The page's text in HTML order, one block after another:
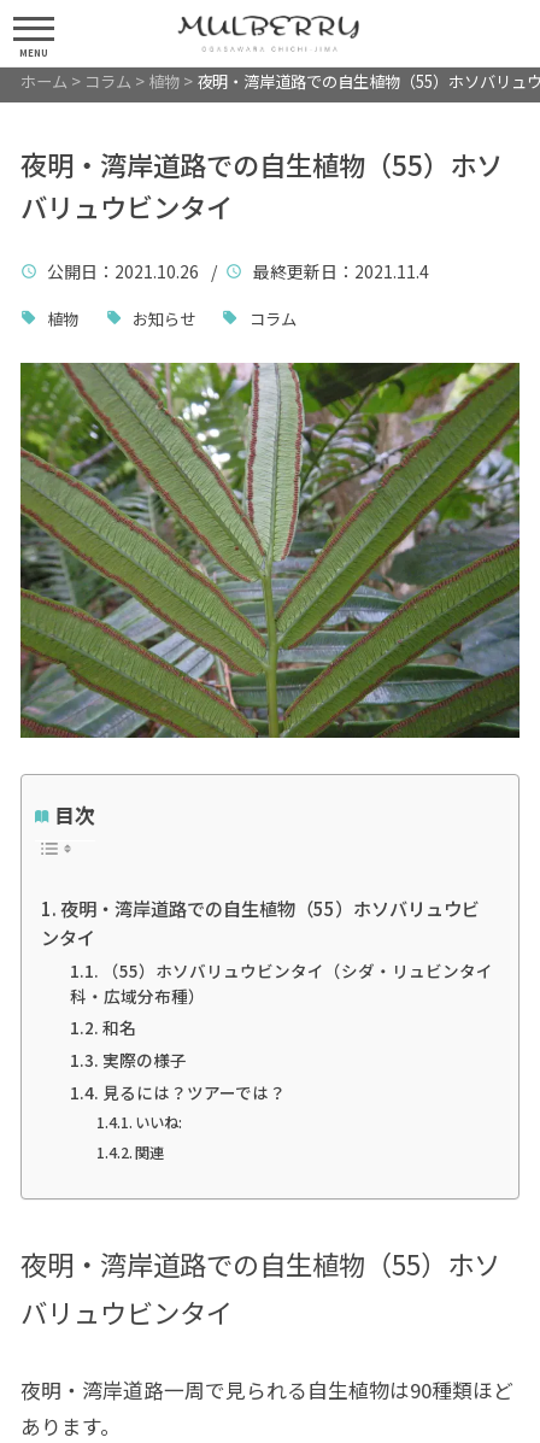
MENU
ホーム > コラム > 植物> 夜明・湾岸道路での自生植物（55）ホソバリュ
夜明・湾岸道路での自生植物（55）ホソ
バリュウビンタイ
公開日 ：2021.10.26 / 最終更新日 ：2021.11.4
植物 お知らせ コラム
目次
夜明・湾岸道路での自生植物（55）ホソバリュウビ
ンタイ
（55）ホソバリュウビンタイ（シダ・リュビンタイ
科・広域分布種）
和名
実際の様子
見るには？ツアーでは？
いいね:
関連
夜明・湾岸道路での自生植物（55）ホソ
バリュウビンタイ
夜明・湾岸道路一周で見られる自生植物は90種類ほど
あります。